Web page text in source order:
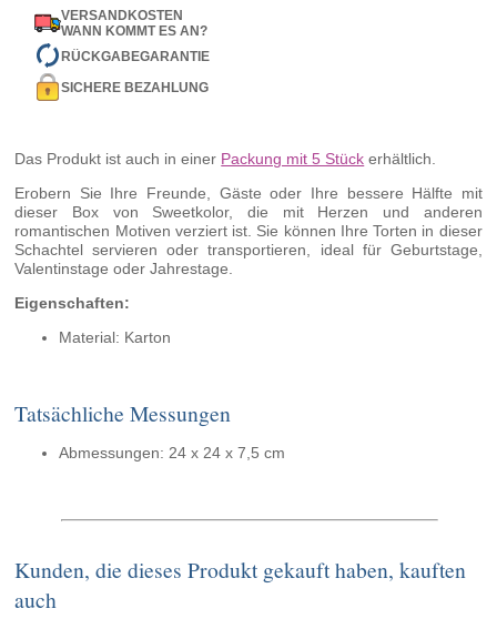
VERSANDKOSTEN
WANN KOMMT ES AN?
RÜCKGABEGARANTIE
SICHERE BEZAHLUNG
Das Produkt ist auch in einer Packung mit 5 Stück erhältlich.
Erobern Sie Ihre Freunde, Gäste oder Ihre bessere Hälfte mit
dieser Box von Sweetkolor, die mit Herzen und anderen
romantischen Motiven verziert ist. Sie können Ihre Torten in dieser
Schachtel servieren oder transportieren, ideal für Geburtstage,
Valentinstage oder Jahrestage.
Eigenschaften:
Material: Karton
Tatsächliche Messungen
Abmessungen: 24 x 24 x 7,5 cm
Kunden, die dieses Produkt gekauft haben, kauften
auch